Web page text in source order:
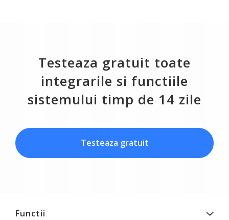
Testeaza gratuit toate
integrarile si functiile
sistemului timp de 14 zile
Testeaza gratuit
Functii